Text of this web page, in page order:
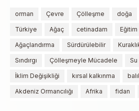
orman Çevre Çölleşme doğa
Türkiye Ağaç cetinadam Eğitim
Ağaçlandırma Sürdürülebilir
Sındırgı Çölleşmeyle Mücadele Su
İklim Değişikliği kırsal kalkınma
Akdeniz Ormancılığı Afrika fidan